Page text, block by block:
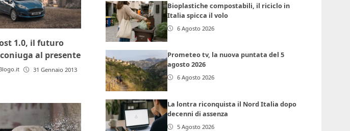
1.0, il futuro
al presente
31 Gennaio 2013
Bioplastiche compostabili, il riciclo in
Italia spicca il volo
6 Agosto 2026
Prometeo tv, la nuova puntata del 5
agosto 2026
6 Agosto 2026
La lontra riconquista il Nord Italia dopo
decenni di assenza
5 Agosto 2026